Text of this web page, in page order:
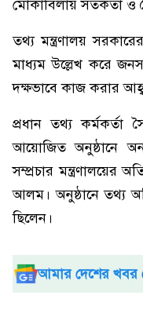
মোকাবিলায় সতর্কতা ও
তথ্য মন্ত্রণালয়
মাধ্যম উল্লেখ করে
দক্ষভাবে কাজ করার
প্রধান তথ্য কর্মকর্তা
আয়োজিত অনুষ্ঠানে
সম্প্রচার মন্ত্রণালয়ের
আলম। অনুষ্ঠানে তথ্য
ছিলেন।
আমার দেশের খবর